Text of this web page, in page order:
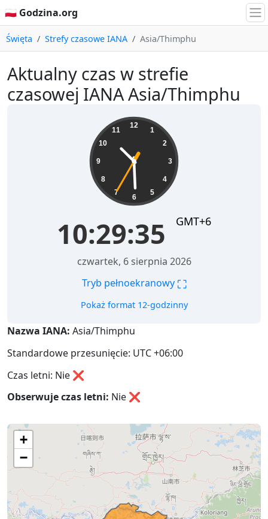
🇵🇱 Godzina.org
Święta Strefy czasowe IANA Asia/Thimphu
Aktualny czas w strefie
czasowej IANA Asia/Thimphu
12
1
2
3
4
5
6
7
8
9
10
11
10:29:35 GMT+6
czwartek, 6 sierpnia 2026
Tryb pełnoekranowy ⛶
Pokaż format 12-godzinny
Nazwa IANA: Asia/Thimphu
Standardowe przesunięcie: UTC +06:00
Czas letni: Nie ❌
Obserwuje czas letni: Nie ❌
+
−